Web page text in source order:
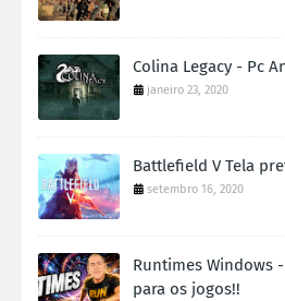
Colina Legacy - Pc
janeiro 23, 2020
Battlefield V Tela
setembro 16, 2020
Runtimes Windows
para os jogos!!